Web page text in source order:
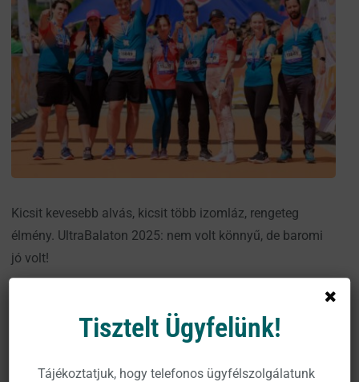
Kicsit kevesebb alvás, kicsit több izomláz, rengeteg
élmény. UltraBalaton 2025: nem volt könnyű, de baromi
jó volt!
Tisztelt Ügyfelünk!
Tájékoztatjuk, hogy telefonos ügyfélszolgálatunk